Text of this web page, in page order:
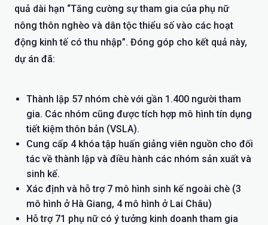
quả dài hạn “Tăng cường sự tham gia của phụ nữ
nông thôn nghèo và dân tộc thiểu số vào các hoạt
động kinh tế có thu nhập”. Đóng góp cho kết quả này,
dự án đã:
Thành lập 57 nhóm chè với gần 1.400 người tham
gia. Các nhóm cũng được tích hợp mô hình tín dụng
tiết kiệm thôn bản (VSLA).
Cung cấp 4 khóa tập huấn giảng viên nguồn cho đối
tác về thành lập và điều hành các nhóm sản xuất và
sinh kế.
Xác định và hỗ trợ 7 mô hình sinh kế ngoài chè (3
mô hình ở Hà Giang, 4 mô hình ở Lai Châu)
Hỗ trợ 71 phụ nữ có ý tưởng kinh doanh tham gia